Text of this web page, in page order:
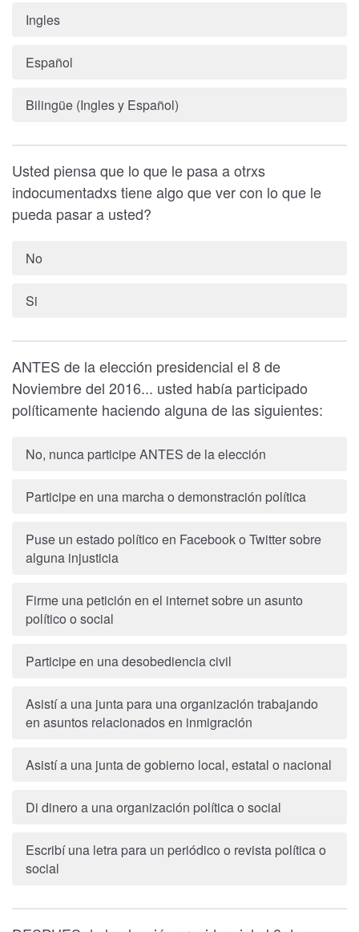
Ingles
Español
Bilingüe (Ingles y Español)
Usted piensa que lo que le pasa a otrxs
indocumentadxs tiene algo que ver con lo que le
pueda pasar a usted?
No
Si
ANTES de la elección presidencial el 8 de
Noviembre del 2016... usted había participado
políticamente haciendo alguna de las siguientes:
No, nunca participe ANTES de la elección
Participe en una marcha o demonstración política
Puse un estado político en Facebook o Twitter sobre
alguna injusticia
Firme una petición en el internet sobre un asunto
político o social
Participe en una desobediencia civil
Asistí a una junta para una organización trabajando
en asuntos relacionados en inmigración
Asistí a una junta de gobierno local, estatal o nacional
Di dinero a una organización política o social
Escribí una letra para un periódico o revista política o
social